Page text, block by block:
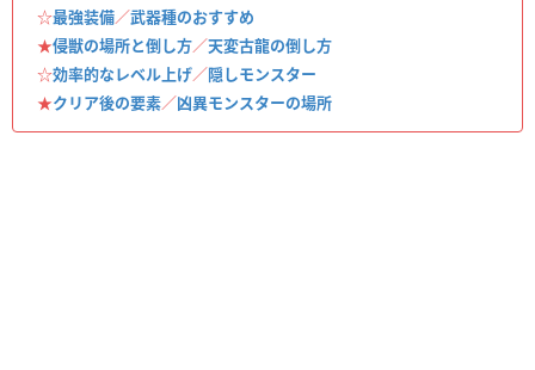
☆最強装備／武器種のおすすめ
★侵獣の場所と倒し方／天変古龍の倒し方
☆効率的なレベル上げ／隠しモンスター
★クリア後の要素／凶異モンスターの場所